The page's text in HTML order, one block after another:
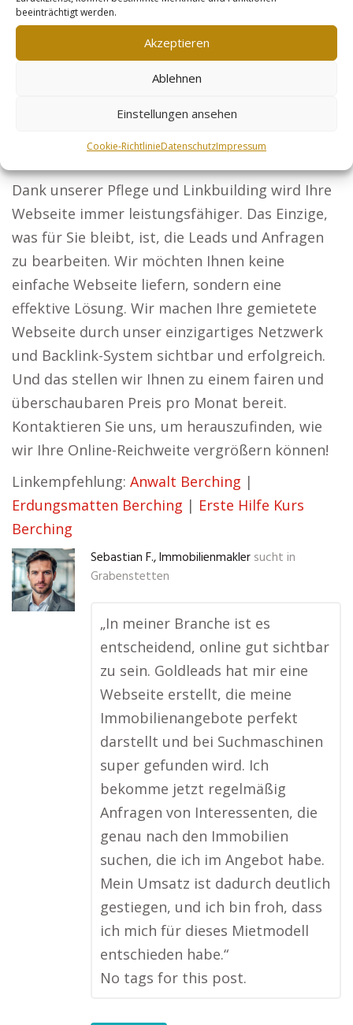
beeinträchtigt werden.
Akzeptieren
Ablehnen
Einstellungen ansehen
Cookie-RichtlinieDatenschutzImpressum
bevorzugter Partner für Unternehmen und
Events in Sicherheitsfragen. Online-Händler:
Verbessern Sie jedes Produkt, um Ihre
Kundenanzahl zu steigern. So erreichen Sie den
nächsten Schritt im Marketing-Erfolg:
brauchen Sie sich keine Sorgen zu machen.
Dank unserer Pflege und Linkbuilding wird Ihre
Webseite immer leistungsfähiger. Das Einzige,
was für Sie bleibt, ist, die Leads und Anfragen
zu bearbeiten. Wir möchten Ihnen keine
einfache Webseite liefern, sondern eine
effektive Lösung. Wir machen Ihre gemietete
Webseite durch unser einzigartiges Netzwerk
und Backlink-System sichtbar und erfolgreich.
Und das stellen wir Ihnen zu einem fairen und
überschaubaren Preis pro Monat bereit.
Kontaktieren Sie uns, um herauszufinden, wie
wir Ihre Online-Reichweite vergrößern können!
Linkempfehlung: Anwalt Berching |
Erdungsmatten Berching | Erste Hilfe Kurs
Berching
Sebastian F., Immobilienmakler sucht in
Grabenstetten
„In meiner Branche ist es
entscheidend, online gut sichtbar
zu sein. Goldleads hat mir eine
Webseite erstellt, die meine
Immobilienangebote perfekt
darstellt und bei Suchmaschinen
super gefunden wird. Ich
bekomme jetzt regelmäßig
Anfragen von Interessenten, die
genau nach den Immobilien
suchen, die ich im Angebot habe.
Mein Umsatz ist dadurch deutlich
gestiegen, und ich bin froh, dass
ich mich für dieses Mietmodell
entschieden habe.“
No tags for this post.